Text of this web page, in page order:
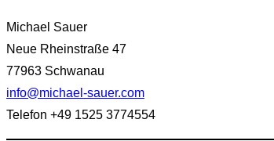
Michael Sauer
Neue Rheinstraße 47
77963 Schwanau
info@michael-sauer.com
Telefon +49 1525 3774554